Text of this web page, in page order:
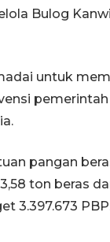
Bulog
untuk
pangan
ton beras
3.397.673